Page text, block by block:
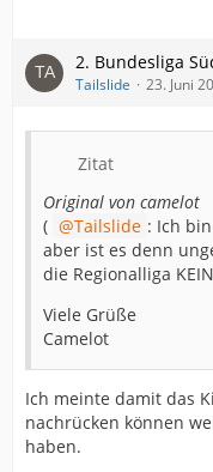
2. Bundesliga
Tailslide 23. Juni
Zitat
Original von camelot
(
Tailslide : Ich
aber ist es denn
die Regionalliga
Viele Grüße
Camelot
Ich meinte damit das
nachrücken können
haben.